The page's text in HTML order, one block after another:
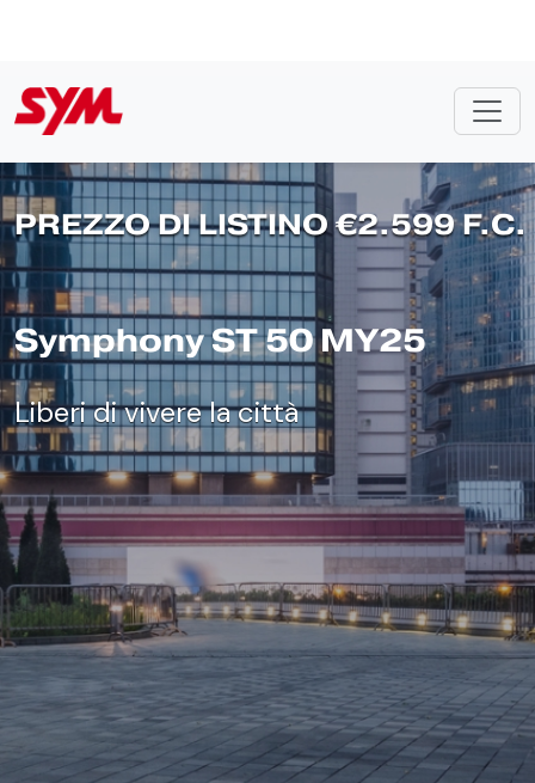
Symphony ST 50 MY25
PREZZO DI LISTINO €2.599 F.C.
Liberi di vivere la città